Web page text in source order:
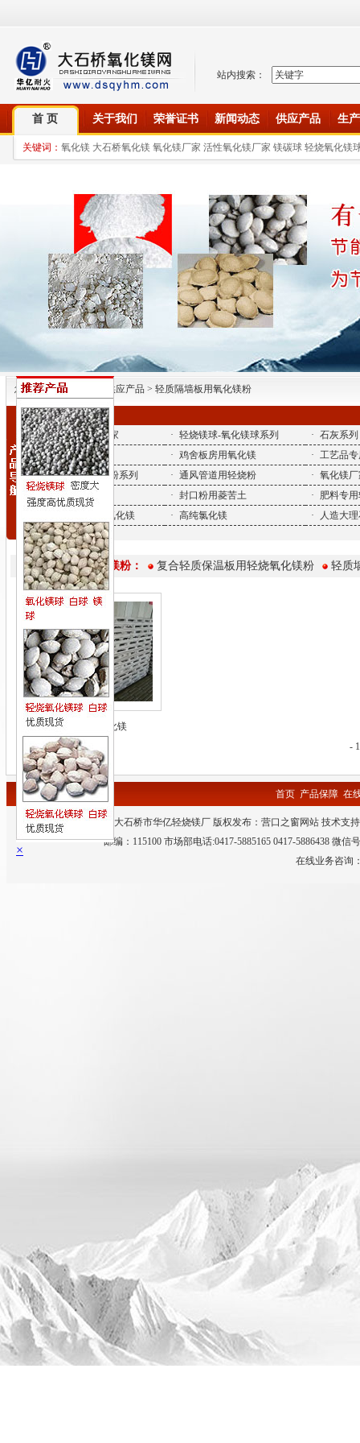
站内搜索：
首 页 关于我们 荣誉证书 新闻动态 供应产品 生
关键词： 氧化镁 大石桥氧化镁 氧化镁厂家 活性氧化镁厂家 镁碳球 轻烧氧化
您所在的位置| 首页 > 供应产品 > 轻质隔墙板用氧化镁粉
· 氧化镁-氧化镁厂家 · 轻烧镁球-氧化镁球系列 · 石灰系列
· 砂轮磨具用镁粉 · 鸡舍板房用氧化镁 · 工艺品
· 氧化镁厂家-砖底粉系列 · 通风管道用轻烧粉 · 氧化镁
·
脱硫用氧化镁 · 封口粉用菱苦土 ·
肥料专
衣架底盘用轻烧氧化镁 · 高纯氯化镁 · 人造大
轻质隔墙板用氧化镁粉： 复合轻质保温板用轻烧氧化镁粉 轻质
轻质墙板用氧化镁
-
首页 产品保障 在
主办单位：大石桥市华亿轻烧镁厂 版权发布： 营口之窗网站 技术支
邮编：115100 市场部电话:0417-5885165 0417-5886438 微
在线业务咨询
×